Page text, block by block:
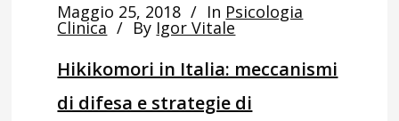
Maggio 25, 2018 In Psicologia
Clinica By Igor Vitale
Hikikomori in Italia: meccanismi
di difesa e strategie di